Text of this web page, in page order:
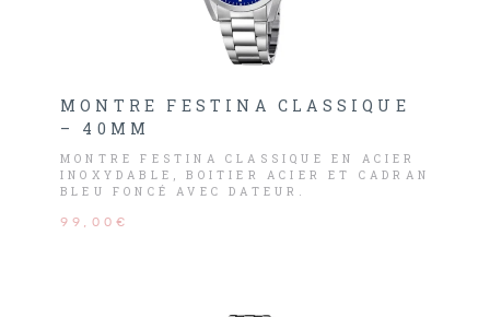
MONTRE FESTINA CLASSIQUE
– 40MM
MONTRE FESTINA CLASSIQUE EN ACIER
INOXYDABLE, BOITIER ACIER ET CADRAN
BLEU FONCÉ AVEC DATEUR.
99,00€